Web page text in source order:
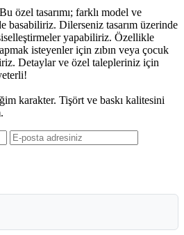
özel tasarımı; farklı model ve
basabiliriz. Dilerseniz tasarım üzerinde
yapabiliriz. Özellikle
isteyenler için zıbın veya çocuk
Detaylar ve özel talepleriniz için
karakter. Tişört ve baskı kalitesini